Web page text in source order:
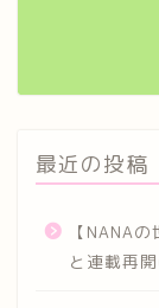
最近の投稿
【NANA
と連載再